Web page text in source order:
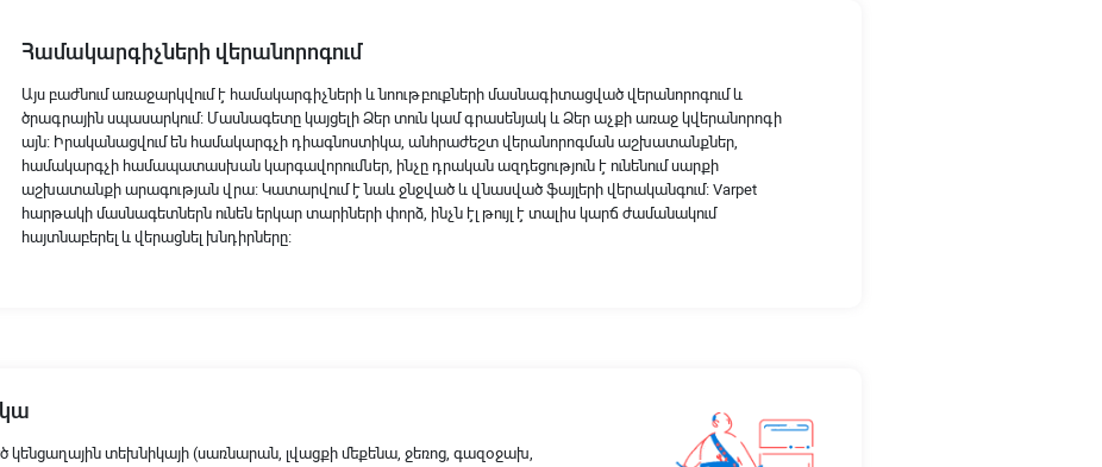
Համակարգիչների վերանորոգում
Այս բաժնում առաջարկվում է համակարգիչների և նոութբուքների մասնագիտացված վերանորոգում և
ծրագրային սպասարկում։ Մասնագետը կայցելի Ձեր տուն կամ գրասենյակ և Ձեր աչքի առաջ կվերանորոգի
այն։ Իրականացվում են համակարգչի դիագնոստիկա, անհրաժեշտ վերանորոգման աշխատանքներ,
համակարգչի համապատասխան կարգավորումներ, ինչը դրական ազդեցություն է ունենում սարքի
աշխատանքի արագության վրա։ Կատարվում է նաև ջնջված և վնասված ֆայլերի վերականգում։ Varpet
հարթակի մասնագետներն ունեն երկար տարիների փորձ, ինչն էլ թույլ է տալիս կարճ ժամանակում
հայտնաբերել և վերացնել խնդիրները։
կենցաղային տեխնիկայի (սառնարան, լվացքի մեքենա, ջեռոց, գազօջախ,